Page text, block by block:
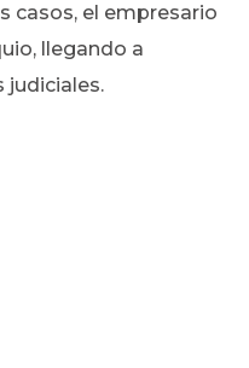
casos, el empresario
llegando a
judiciales.